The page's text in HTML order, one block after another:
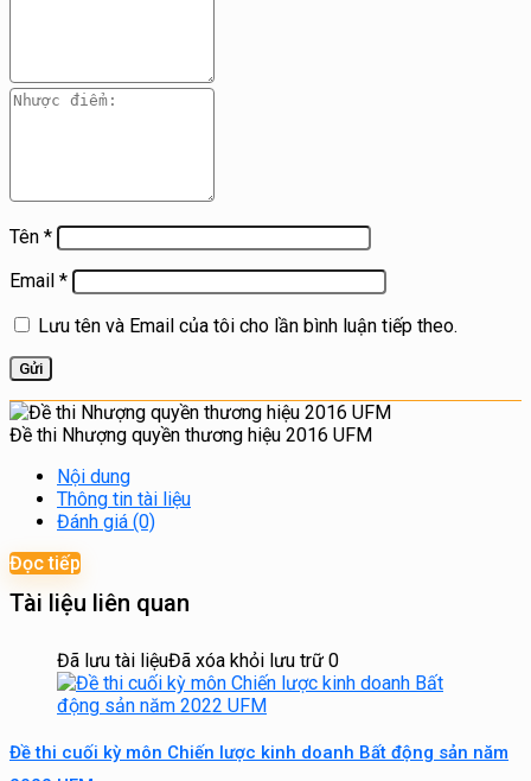
Tên *
Email *
Lưu tên và Email của tôi cho lần bình luận tiếp theo.
Đề thi Nhượng quyền thương hiệu 2016 UFM
Nội dung
Thông tin tài liệu
Đánh giá (0)
Đọc tiếp
Tài liệu liên quan
Đã lưu tài liệuĐã xóa khỏi lưu trữ 0
Đề thi cuối kỳ môn Chiến lược kinh doanh Bất động sản năm